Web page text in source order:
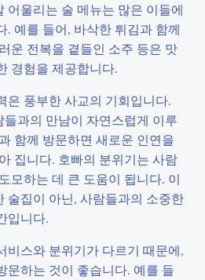
어울리는 술 메뉴는 많은 이들에
. 예를 들어, 바삭한 튀김과 함께
운 전복을 곁들인 소주 등은 맛
경험을 제공합니다.
은 풍부한 사교의 기회입니다.
과의 만남이 자연스럽게 이루
함께 방문하면 새로운 인연을
집니다. 호빠의 분위기는 사람
모하는 데 큰 도움이 됩니다. 이
술집이 아닌, 사람들과의 소중한
입니다.
비스와 분위기가 다르기 때문에,
문하는 것이 좋습니다. 예를 들